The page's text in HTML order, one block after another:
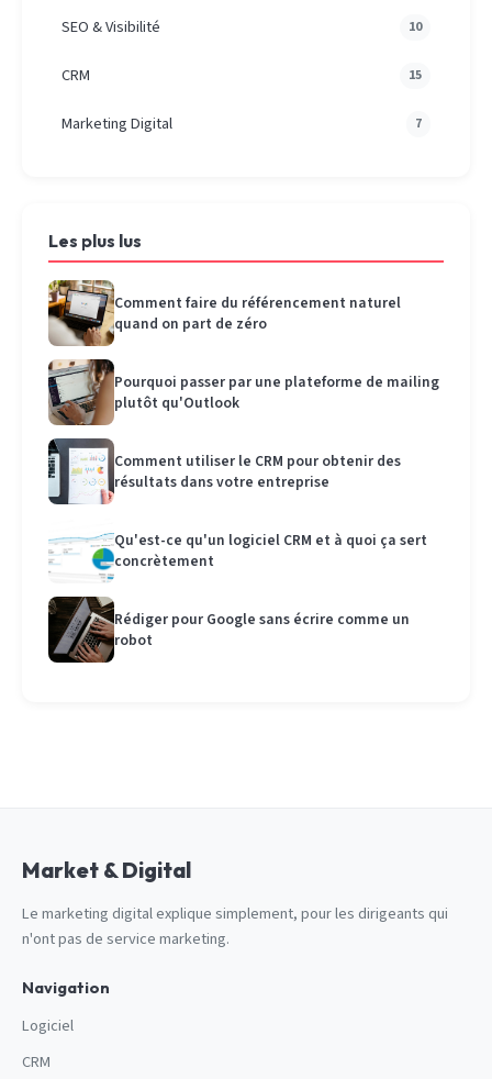
SEO & Visibilité 10
CRM 15
Marketing Digital 7
Les plus lus
Comment faire du référencement naturel
quand on part de zéro
Pourquoi passer par une plateforme de mailing
plutôt qu'Outlook
Comment utiliser le CRM pour obtenir des
résultats dans votre entreprise
Qu'est-ce qu'un logiciel CRM et à quoi ça sert
concrètement
Rédiger pour Google sans écrire comme un
robot
Market & Digital
Le marketing digital explique simplement, pour les dirigeants qui
n'ont pas de service marketing.
Navigation
Logiciel
CRM